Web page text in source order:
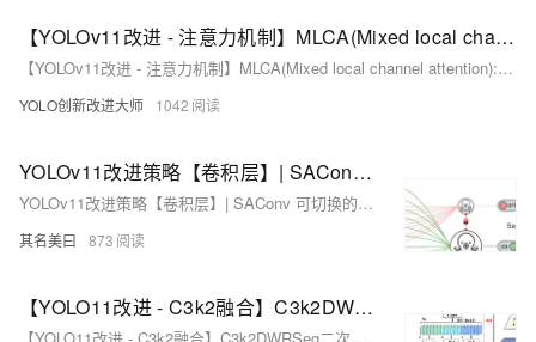
【YOLOv11改进 - 注意力机制】MLCA(Mixed local channel attention):混合局部通道注意力
【YOLOv11改进 - 注意力机制】MLCA(Mixed local channel attention):混合局部通道注意力本项目提出了一种轻量级的 Mixed Local Channel Attention (MLCA) 模块，结合通道信息和空间信息，提升网络表达效果。基于此模块，开发了 MobileNet-Attention-YOLO (MAY) 算法，在 Pascal VOC 和 SMID 数据集上表现优异，mAP 分别提高了 1.0% 和 1.5%。MLCA 通过局部池化、一维卷积和信息融合，有效捕获局部和全局信息。项目代码和详细配置可在 GitHub 和 CSDN 获取。
YOLO创新改进大师 1042
YOLOv11改进策略【卷积层】| SAConv 可切换的空洞卷积 二次创新C3k2
YOLOv11改进策略【卷积层】| SAConv 可切换的空洞卷积 二次创新C3k2
其名美曰 873
【YOLO11改进 - C3k2融合】C3k2DWRSeg二次创新C3k2_DWR：扩张式残差分割网络，提高特征提取效率和多尺度信息获取能力，助力小目标检测